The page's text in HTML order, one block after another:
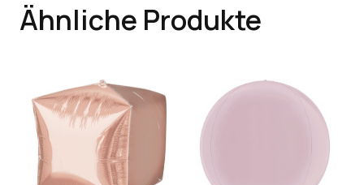
Ähnliche Produkte